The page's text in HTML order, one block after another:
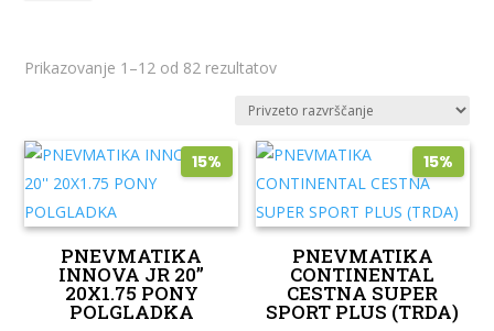
Prikazovanje 1–12 od 82 rezultatov
15%
PNEVMATIKA
INNOVA JR 20”
20X1.75 PONY
POLGLADKA
15%
PNEVMATIKA
CONTINENTAL
CESTNA SUPER
SPORT PLUS (TRDA)